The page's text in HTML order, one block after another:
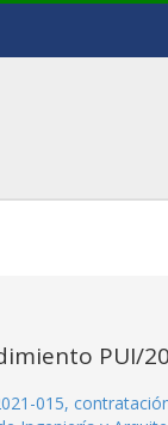
PUI/
015,